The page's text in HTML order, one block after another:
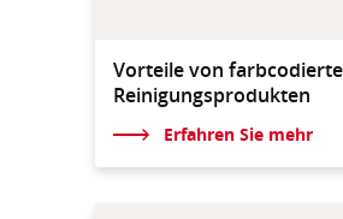
Vorteile von
Reinigungsprodukten
Erfahren Sie mehr